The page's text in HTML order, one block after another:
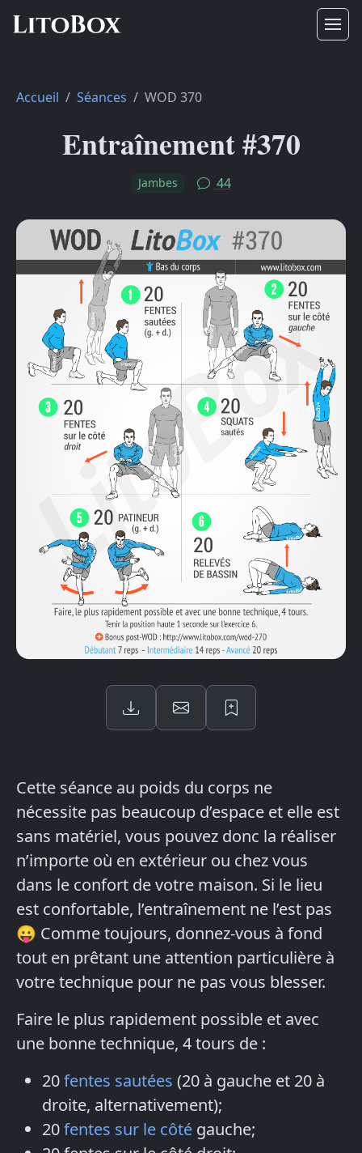
Accueil Séances WOD 370
Entraînement #370
Jambes 44
Cette séance au poids du corps ne
nécessite pas beaucoup d’espace et elle est
sans matériel, vous pouvez donc la réaliser
n’importe où en extérieur ou chez vous
dans le confort de votre maison. Si le lieu
est confortable, l’entraînement ne l’est pas
😛 Comme toujours, donnez-vous à fond
tout en prêtant une attention particulière à
votre technique pour ne pas vous blesser.
Faire le plus rapidement possible et avec
une bonne technique, 4 tours de :
20fentes sautées (20 à gauche et 20 à
droite, alternativement);
20fentes sur le côté gauche;